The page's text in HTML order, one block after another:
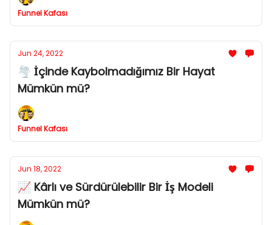
Funnel Kafası
Jun 24, 2022
🌪 İçinde Kaybolmadığımız Bir Hayat
Mümkün mü?
Funnel Kafası
Jun 18, 2022
📈 Kârlı ve Sürdürülebilir Bir İş Modeli
Mümkün mü?